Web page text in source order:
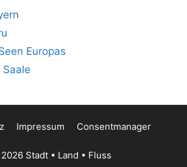
Europas
Impressum Consentmanager
Stadt • Land • Fluss